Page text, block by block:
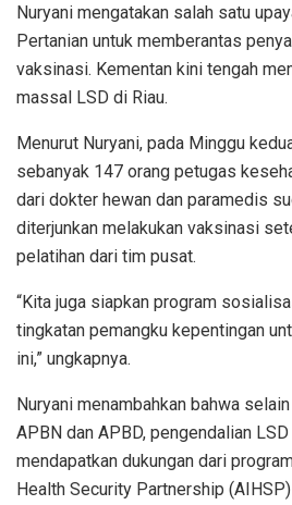
Nuryani mengatakan salah satu
Pertanian untuk memberantas
vaksinasi. Kementan kini tengah
massal LSD di Riau.
Menurut Nuryani, pada Minggu
sebanyak 147 orang petugas
dari dokter hewan dan paramedis
diterjunkan melakukan vaksinasi
pelatihan dari tim pusat.
“Kita juga siapkan program
tingkatan pemangku kepentingan
ini,” ungkapnya.
Nuryani menambahkan bahwa
APBN dan APBD, pengendalian
mendapatkan dukungan dari
Health Security Partnership